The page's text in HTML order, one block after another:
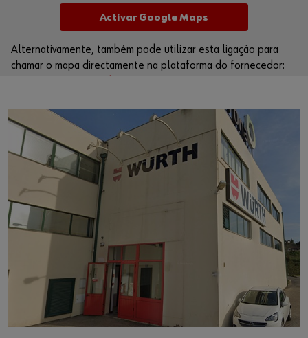
Activar Google Maps
Alternativamente, também pode utilizar esta ligação para
chamar o mapa directamente na plataforma do fornecedor: